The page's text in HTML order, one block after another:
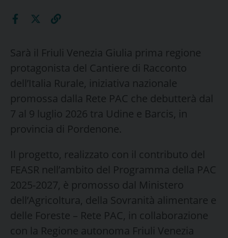
Sarà il Friuli Venezia Giulia prima regione
protagonista del Cantiere di Racconto
dell’Italia Rurale, iniziativa nazionale
promossa dalla Rete PAC che debutterà dal
7 al 9 luglio 2026 tra Udine e Barcis, in
provincia di Pordenone.
Il progetto, realizzato con il contributo del
FEASR nell’ambito del Programma della PAC
2025-2027, è promosso dal Ministero
dell’Agricoltura, della Sovranità alimentare e
delle Foreste – Rete PAC, in collaborazione
con la Regione autonoma Friuli Venezia